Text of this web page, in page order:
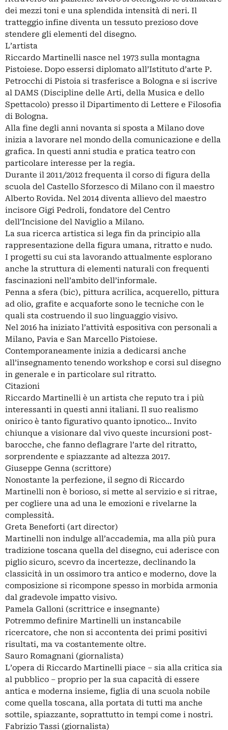
dei mezzi toni e una splendida intensità di neri. Il
tratteggio infine diventa un tessuto prezioso dove
stendere gli elementi del disegno.
L’artista
Riccardo Martinelli nasce nel 1973 sulla montagna
Pistoiese. Dopo essersi diplomato all’Istituto d’arte P.
Petrocchi di Pistoia si trasferisce a Bologna e si iscrive
al DAMS (Discipline delle Arti, della Musica e dello
Spettacolo) presso il Dipartimento di Lettere e Filosofia
di Bologna.
Alla fine degli anni novanta si sposta a Milano dove
inizia a lavorare nel mondo della comunicazione e della
grafica. In questi anni studia e pratica teatro con
particolare interesse per la regia.
Durante il 2011/2012 frequenta il corso di figura della
scuola del Castello Sforzesco di Milano con il maestro
Alberto Rovida. Nel 2014 diventa allievo del maestro
incisore Gigi Pedroli, fondatore del Centro
dell’Incisione del Naviglio a Milano.
La sua ricerca artistica si lega fin da principio alla
rappresentazione della figura umana, ritratto e nudo.
I progetti su cui sta lavorando attualmente esplorano
anche la struttura di elementi naturali con frequenti
fascinazioni nell’ambito dell’informale.
Penna a sfera (bic), pittura acrilica, acquerello, pittura
ad olio, grafite e acquaforte sono le tecniche con le
quali sta costruendo il suo linguaggio visivo.
Nel 2016 ha iniziato l’attività espositiva con personali a
Milano, Pavia e San Marcello Pistoiese.
Contemporaneamente inizia a dedicarsi anche
all’insegnamento tenendo workshop e corsi sul disegno
in generale e in particolare sul ritratto.
Citazioni
Riccardo Martinelli è un artista che reputo tra i più
interessanti in questi anni italiani. Il suo realismo
onirico è tanto figurativo quanto ipnotico… Invito
chiunque a visionare dal vivo queste incursioni post-
barocche, che fanno deflagrare l’arte del ritratto,
sorprendente e spiazzante ad altezza 2017.
Giuseppe Genna (scrittore)
Nonostante la perfezione, il segno di Riccardo
Martinelli non è borioso, si mette al servizio e si ritrae,
per cogliere una ad una le emozioni e rivelarne la
complessità.
Greta Beneforti (art director)
Martinelli non indulge all’accademia, ma alla più pura
tradizione toscana quella del disegno, cui aderisce con
piglio sicuro, scevro da incertezze, declinando la
classicità in un ossimoro tra antico e moderno, dove la
composizione si ricompone spesso in morbida armonia
dal gradevole impatto visivo.
Pamela Galloni (scrittrice e insegnante)
Potremmo definire Martinelli un instancabile
ricercatore, che non si accontenta dei primi positivi
risultati, ma va costantemente oltre.
Sauro Romagnani (giornalista)
L’opera di Riccardo Martinelli piace – sia alla critica sia
al pubblico – proprio per la sua capacità di essere
antica e moderna insieme, figlia di una scuola nobile
come quella toscana, alla portata di tutti ma anche
sottile, spiazzante, soprattutto in tempi come i nostri.
Fabrizio Tassi (giornalista)